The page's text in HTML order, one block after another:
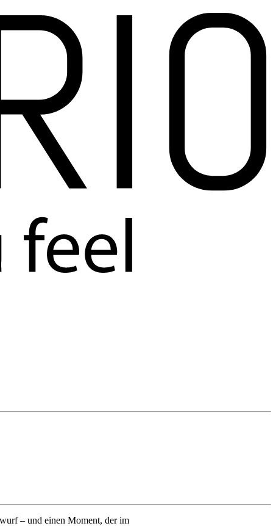
– und einen Moment, der im